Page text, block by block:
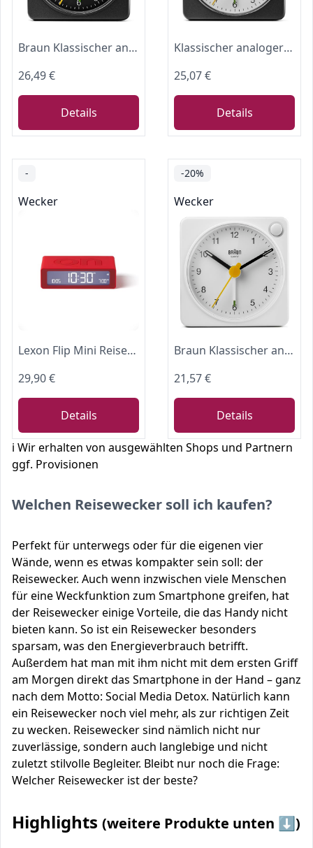
Braun Klassischer analoger Reisewecker mit Schlummerfunktion und Licht, kompakte Größe, ruhiges Quarzuhrwerk, Crescendo-Alarm, schwarzes Modell BC02XB.
26,49 €
Details
Klassischer analoger Reisewecker von Braun mit Schlummerfunktion und Licht, kompakte Größe, ruhiges Quarzuhrwerk, Crescendo-Alarm, schwarz-weißes Modell BC02XBW
25,07 €
Details
-
Wecker
Lexon Flip Mini Reisewecker, digitaler LED-Wecker mit On/Off-Funktion, Einstellbarer Helligkeit, wiederaufladbar und berührungsempfindlich, ideal als Nachttisch-Wecker - Rott
29,90 €
Details
-20%
Wecker
Braun Klassischer analoger Reisewecker mit Schlummerfunktion und Licht, kompakte Größe, ruhiges Quarzuhrwerk, Crescendo-Alarm, weißes Modell BC02XW
21,57 €
Details
ℹ️ Wir erhalten von ausgewählten Shops und Partnern
ggf. Provisionen
Welchen Reisewecker soll ich kaufen?
Perfekt für unterwegs oder für die eigenen vier
Wände, wenn es etwas kompakter sein soll: der
Reisewecker. Auch wenn inzwischen viele Menschen
für eine Weckfunktion zum Smartphone greifen, hat
der Reisewecker einige Vorteile, die das Handy nicht
bieten kann. So ist ein Reisewecker besonders
sparsam, was den Energieverbrauch betrifft.
Außerdem hat man mit ihm nicht mit dem ersten Griff
am Morgen direkt das Smartphone in der Hand – ganz
nach dem Motto: Social Media Detox. Natürlich kann
ein Reisewecker noch viel mehr, als zur richtigen Zeit
zu wecken. Reisewecker sind nämlich nicht nur
zuverlässige, sondern auch langlebige und nicht
zuletzt stilvolle Begleiter. Bleibt nur noch die Frage:
Welcher Reisewecker ist der beste?
Highlights (weitere Produkte unten ⬇️)